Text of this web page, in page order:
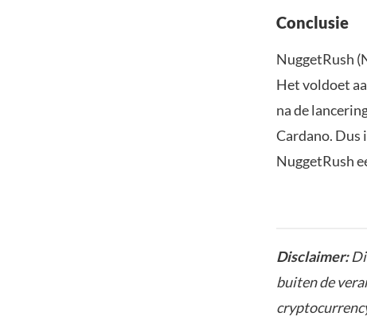
Conclusie
NuggetRush
Het voldoet
na de
Cardano. Dus
NuggetRush
Disclaimer:
buiten de